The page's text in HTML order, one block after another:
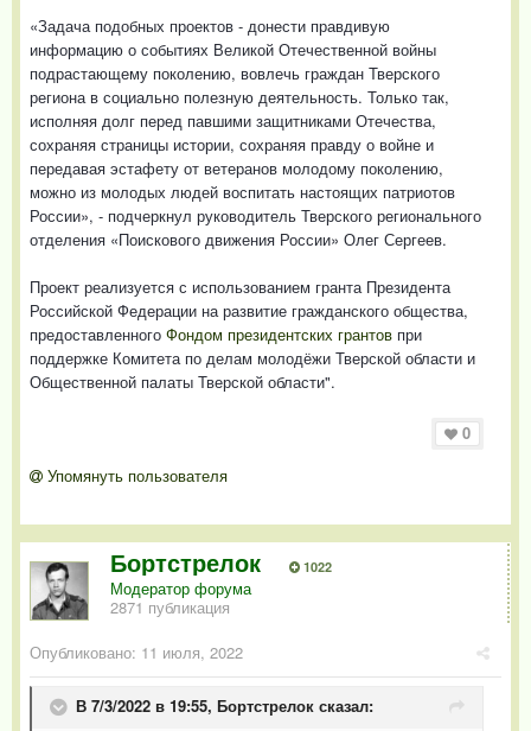
«Задача подобных проектов - донести правдивую
информацию о событиях Великой Отечественной войны
подрастающему поколению, вовлечь граждан Тверского
региона в социально полезную деятельность. Только так,
исполняя долг перед павшими защитниками Отечества,
сохраняя страницы истории, сохраняя правду о войне и
передавая эстафету от ветеранов молодому поколению,
можно из молодых людей воспитать настоящих патриотов
России», - подчеркнул руководитель Тверского регионального
отделения «Поискового движения России» Олег Сергеев.
Проект реализуется с использованием гранта Президента
Российской Федерации на развитие гражданского общества,
предоставленного Фондом президентских грантов при
поддержке Комитета по делам молодёжи Тверской области и
Общественной палаты Тверской области".
0
Упомянуть пользователя
Бортстрелок 1022
Модератор форума
2871 публикация
Опубликовано: 11 июля, 2022
В 7/3/2022 в 19:55, Бортстрелок сказал: